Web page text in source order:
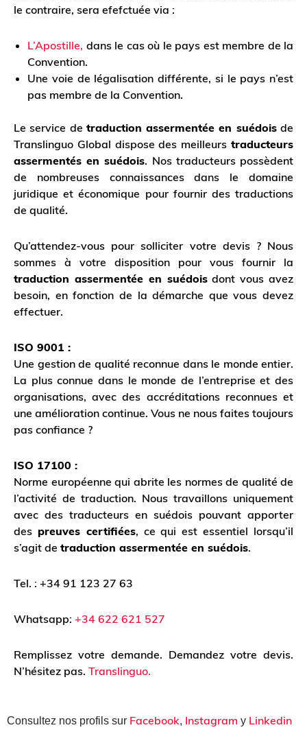
le contraire, sera efefctuée via :
L’Apostille, dans le cas où le pays est membre de la
Convention.
Une voie de légalisation différente, si le pays n’est
pas membre de la Convention.
Le service de traduction assermentée en suédoisde
Translinguo Global dispose des meilleurs traducteurs
assermentés en suédois. Nos traducteurs possèdent
de nombreuses connaissances dans le domaine
juridique et économique pour fournir des traductions
de qualité.
Qu’attendez-vous pour solliciter votre devis ? Nous
sommes à votre disposition pour vous fournir la
traduction assermentée en suédoisdont vous avez
besoin, en fonction de la démarche que vous devez
effectuer.
ISO 9001 :
Une gestion de qualité reconnue dans le monde entier.
La plus connue dans le monde de l’entreprise et des
organisations, avec des accréditations reconnues et
une amélioration continue. Vous ne nous faites toujours
pas confiance ?
ISO 17100 :
Norme européenne qui abrite les normes de qualité de
l’activité de traduction. Nous travaillons uniquement
avec des traducteurs en suédois pouvant apporter
des preuves certifiées, ce qui est essentiel lorsqu’il
s’agit de traduction assermentée en suédois.
Tel. : +34 91 123 27 63
Whatsapp: +34 622 621 527
Remplissez votre demande. Demandez votre devis.
N’hésitez pas. Translinguo.
Consultez nos profils sur Facebook, Instagram y Linkedin